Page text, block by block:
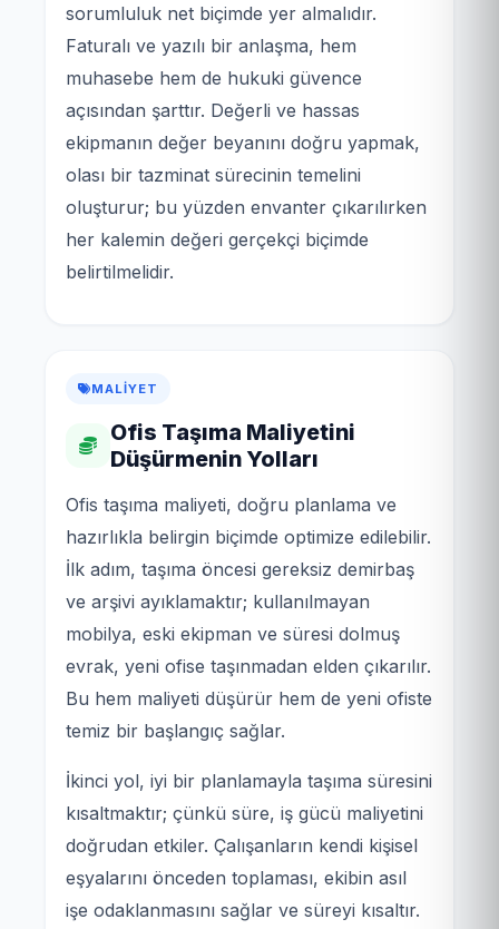
sorumluluk net biçimde yer almalıdır.
Faturalı ve yazılı bir anlaşma, hem
muhasebe hem de hukuki güvence
açısından şarttır. Değerli ve hassas
ekipmanın değer beyanını doğru yapmak,
olası bir tazminat sürecinin temelini
oluşturur; bu yüzden envanter çıkarılırken
her kalemin değeri gerçekçi biçimde
belirtilmelidir.
MALIYET
Ofis Taşıma Maliyetini
Düşürmenin Yolları
Ofis taşıma maliyeti, doğru planlama ve
hazırlıkla belirgin biçimde optimize edilebilir.
İlk adım, taşıma öncesi gereksiz demirbaş
ve arşivi ayıklamaktır; kullanılmayan
mobilya, eski ekipman ve süresi dolmuş
evrak, yeni ofise taşınmadan elden çıkarılır.
Bu hem maliyeti düşürür hem de yeni ofiste
temiz bir başlangıç sağlar.
İkinci yol, iyi bir planlamayla taşıma süresini
kısaltmaktır; çünkü süre, iş gücü maliyetini
doğrudan etkiler. Çalışanların kendi kişisel
eşyalarını önceden toplaması, ekibin asıl
işe odaklanmasını sağlar ve süreyi kısaltır.